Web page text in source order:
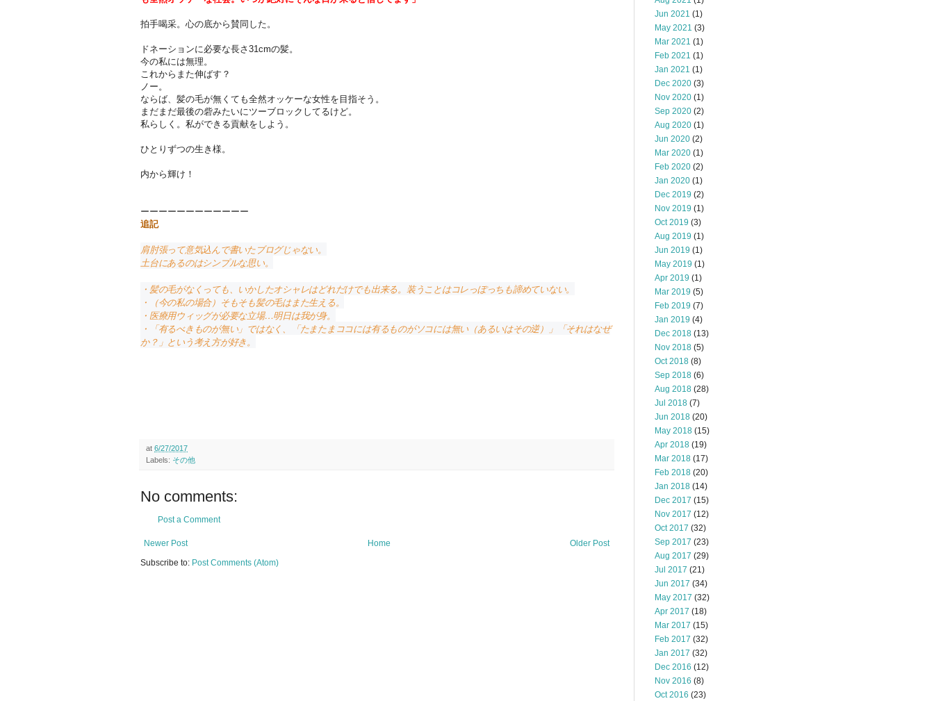
拍手喝采。心の底から賛同した。
ドネーションに必要な長さ31cmの髪。
今の私には無理。
これからまた伸ばす？
ノー。
ならば、髪の毛が無くても全然オッケーな女性を目指そう。
まだまだ最後の砦みたいにツーブロックしてるけど。
私らしく。私ができる貢献をしよう。
ひとりずつの生き様。
内から輝け！
ーーーーーーーーーーーー
追記
肩肘張って意気込んで書いたブログじゃない。
土台にあるのはシンプルな思い。
・髪の毛がなくっても、いかしたオシャレはどれだけでも出来る。装うことはコレっぽっちも諦めていない。
・（今の私の場合）そもそも髪の毛はまた生える。
・医療用ウィッグが必要な立場…明日は我が身。
・「有るべきものが無い」ではなく、「たまたまココには有るものがソコには無い（あるいはその逆）」「それはなぜ
か？」という考え方が好き。
at 6/27/2017
Labels: その他
No comments:
Post a Comment
Newer Post Older Post
Home
Subscribe to: Post Comments (Atom)
Jun 2021 (1)
May 2021 (3)
Mar 2021 (1)
Feb 2021 (1)
Jan 2021 (1)
Dec 2020 (3)
Nov 2020 (1)
Sep 2020 (2)
Aug 2020 (1)
Jun 2020 (2)
Mar 2020 (1)
Feb 2020 (2)
Jan 2020 (1)
Dec 2019 (2)
Nov 2019 (1)
Oct 2019 (3)
Aug 2019 (1)
Jun 2019 (1)
May 2019 (1)
Apr 2019 (1)
Mar 2019 (5)
Feb 2019 (7)
Jan 2019 (4)
Dec 2018 (13)
Nov 2018 (5)
Oct 2018 (8)
Sep 2018 (6)
Aug 2018 (28)
Jul 2018 (7)
Jun 2018 (20)
May 2018 (15)
Apr 2018 (19)
Mar 2018 (17)
Feb 2018 (20)
Jan 2018 (14)
Dec 2017 (15)
Nov 2017 (12)
Oct 2017 (32)
Sep 2017 (23)
Aug 2017 (29)
Jul 2017 (21)
Jun 2017 (34)
May 2017 (32)
Apr 2017 (18)
Mar 2017 (15)
Feb 2017 (32)
Jan 2017 (32)
Dec 2016 (12)
Nov 2016 (8)
Oct 2016 (23)